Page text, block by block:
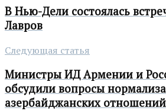
В Нью-Дели состоялась
Лавров
Следующая статья
Министры ИД Армении и
обсудили вопросы
азербайджанских отношений